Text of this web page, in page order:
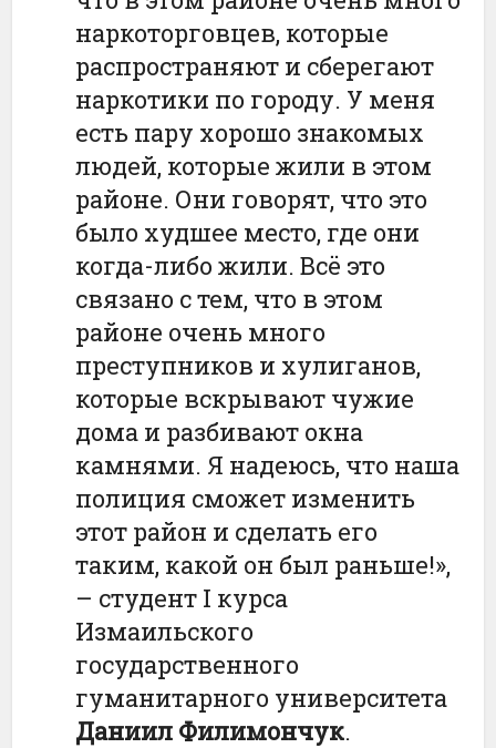
наркоторговцев, которые
распространяют и сберегают
наркотики по городу. У меня
есть пару хорошо знакомых
людей, которые жили в этом
районе. Они говорят, что это
было худшее место, где они
когда-либо жили. Всё это
связано с тем, что в этом
районе очень много
преступников и хулиганов,
которые вскрывают чужие
дома и разбивают окна
камнями. Я надеюсь, что наша
полиция сможет изменить
этот район и сделать его
таким, какой он был раньше!»,
– студент I курса
Измаильского
государственного
гуманитарного университета
Даниил Филимончук.